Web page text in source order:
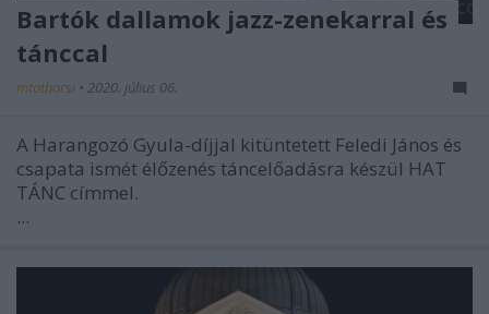
Bartók dallamok jazz-zenekarral és
tánccal
mtothorsi • 2020. július 06.
A Harangozó Gyula-díjjal kitüntetett Feledi János és
csapata ismét élőzenés táncelőadásra készül HAT
TÁNC címmel.
...